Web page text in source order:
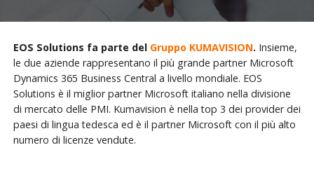
EOS Solutions fa parte del Gruppo KUMAVISION. Insieme,
le due aziende rappresentano il più grande partner Microsoft
Dynamics 365 Business Central a livello mondiale. EOS
Solutions è il miglior partner Microsoft italiano nella divisione
di mercato delle PMI. Kumavision è nella top 3 dei provider dei
paesi di lingua tedesca ed è il partner Microsoft con il più alto
numero di licenze vendute.